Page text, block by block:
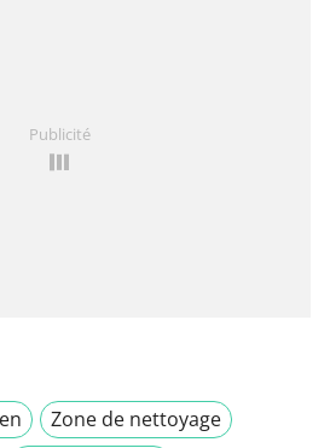
Publicité
Zone de nettoyage